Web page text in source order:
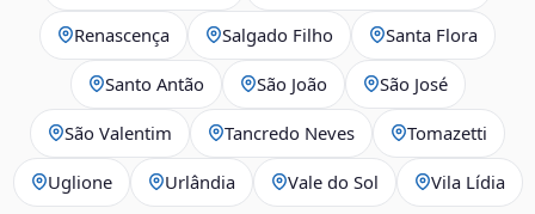
Renascença Salgado Filho Santa Flora
Santo Antão São João São José
São Valentim Tancredo Neves Tomazetti
Uglione Urlândia Vale do Sol Vila Lídia